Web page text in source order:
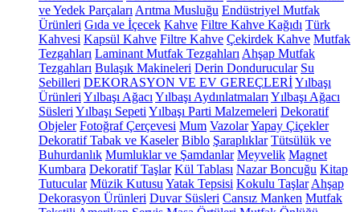
ve Yedek Parçaları Arıtma Musluğu Endüstriyel Mutfak
Ürünleri Gıda ve İçecek Kahve Filtre Kahve Kağıdı Türk
Kahvesi Kapsül Kahve Filtre Kahve Çekirdek Kahve Mutfak
Tezgahları Laminant Mutfak Tezgahları Ahşap Mutfak
Tezgahları Bulaşık Makineleri Derin Dondurucular Su
Sebilleri DEKORASYON VE EV GEREÇLERİYılbaşı
Ürünleri Yılbaşı Ağacı Yılbaşı Aydınlatmaları Yılbaşı Ağacı
Süsleri Yılbaşı Sepeti Yılbaşı Parti Malzemeleri Dekoratif
Objeler Fotoğraf Çerçevesi Mum VazolarYapay Çiçekler
Dekoratif Tabak ve Kaseler Biblo Şaraplıklar Tütsülük ve
Buhurdanlık Mumluklar ve Şamdanlar Meyvelik Magnet
Kumbara Dekoratif Taşlar Kül Tablası Nazar Boncuğu Kitap
Tutucular Müzik Kutusu Yatak Tepsisi Kokulu Taşlar Ahşap
Dekorasyon Ürünleri Duvar Süsleri Cansız Manken Mutfak